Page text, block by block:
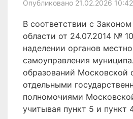
Опубликовано 21.02.2026 10:42
В соответствии с
области от 24.07.2014 №
наделении органов
самоуправления
образований Московской
отдельными
полномочиями
учитывая пункт 5 и пункт